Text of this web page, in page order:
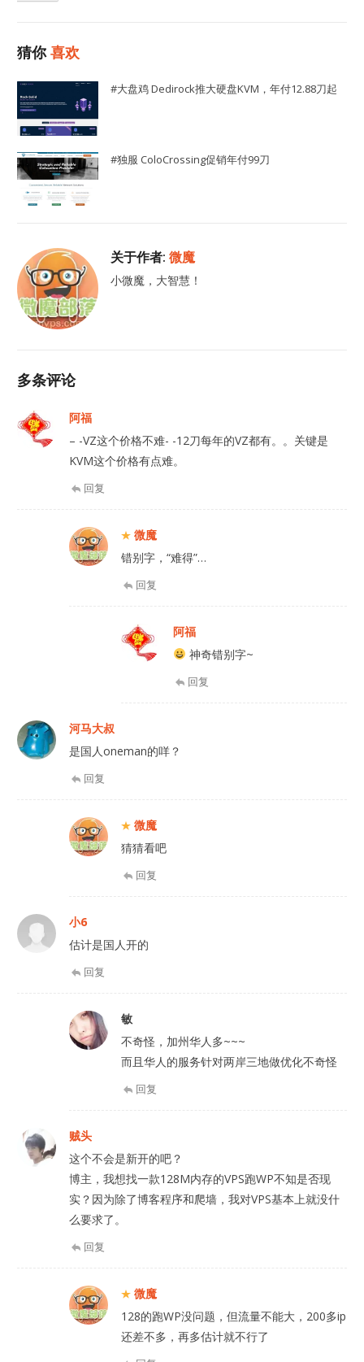
猜你喜欢
#大盘鸡 Dedirock推大硬盘KVM，年付12.88刀起
#独服 ColoCrossing促销年付99刀
关于作者:微魔
小微魔，大智慧！
多条评论
阿福
– -VZ这个价格不难- -12刀每年的VZ都有。。关键是
KVM这个价格有点难。
回复
微魔
错别字，“难得”…
回复
阿福
神奇错别字~
回复
河马大叔
是国人oneman的咩？
回复
微魔
猜猜看吧
回复
小6
估计是国人开的
回复
敏
不奇怪，加州华人多~~~
而且华人的服务针对两岸三地做优化不奇怪
回复
贼头
这个不会是新开的吧？
博主，我想找一款128M内存的VPS跑WP不知是否现
实？因为除了博客程序和爬墙，我对VPS基本上就没什
么要求了。
回复
微魔
128的跑WP没问题，但流量不能大，200多ip
还差不多，再多估计就不行了